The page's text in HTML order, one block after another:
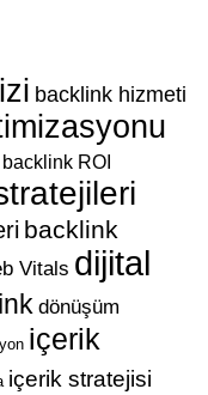
backlink hizmeti
backlink ROI
backlink
Vitals dijital
dönüşüm
içerik
içerik stratejisi